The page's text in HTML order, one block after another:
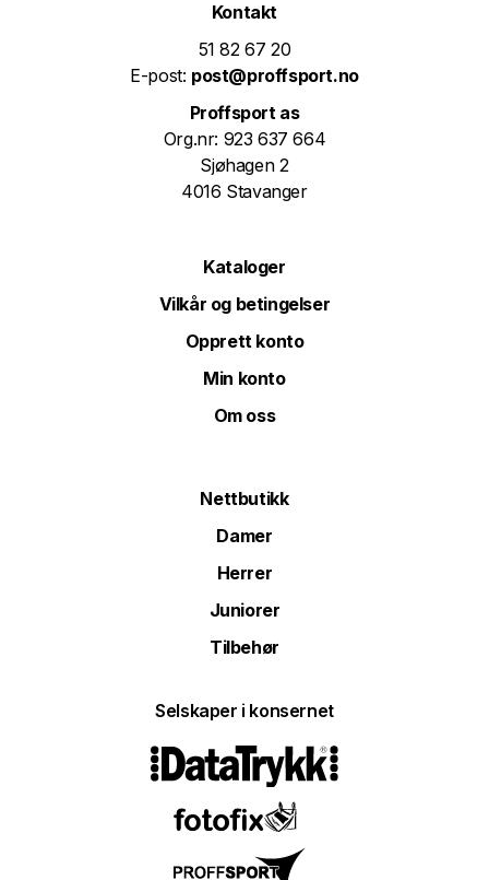
Kontakt
51 82 67 20
E-post: post@proffsport.no
Proffsport as
Org.nr: 923 637 664
Sjøhagen 2
4016 Stavanger
Kataloger
Vilkår og betingelser
Opprett konto
Min konto
Om oss
Nettbutikk
Damer
Herrer
Juniorer
Tilbehør
Selskaper i konsernet